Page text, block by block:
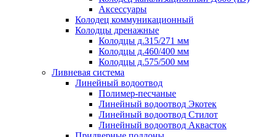
Аксессуары
Колодец коммуникационный
Колодцы дренажные
Колодцы д.315/271 мм
Колодцы д.460/400 мм
Колодцы д.575/500 мм
Ливневая система
Линейный водоотвод
Полимер-песчаные
Линейный водоотвод Экотек
Линейный водоотвод Стилот
Линейный водоотвод Аквасток